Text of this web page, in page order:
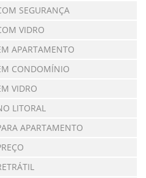
SEGURANÇA
VIDRO
APARTAMENTO
CONDOMÍNIO
VIDRO
LITORAL
APARTAMENTO